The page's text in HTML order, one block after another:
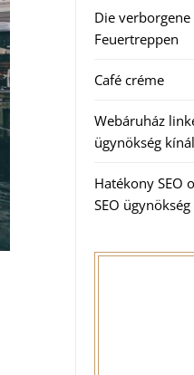
Die
Feuertreppen
Café créme
Webáruház
ügynökség
Hatékony SEO
SEO